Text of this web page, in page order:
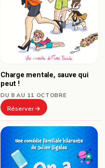
Charge mentale, sauve qui
peut !
DU 8 AU 11 OCTOBRE
Réserver